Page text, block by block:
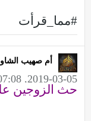
#مما_قرأت
أم صهيب
2019-03-05, 07:08 PM
حث الزوجين